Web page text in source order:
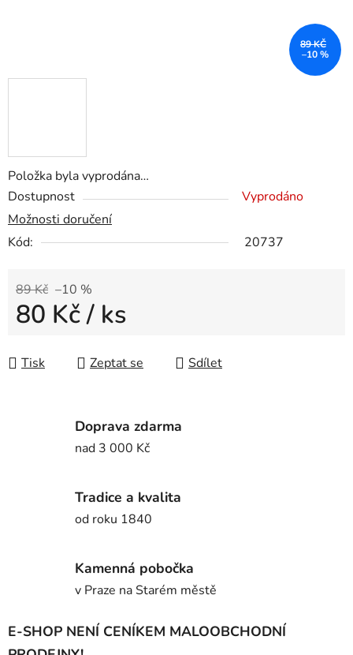
Položka byla vyprodána…
Dostupnost
Vyprodáno
Možnosti doručení
Kód:
20737
89 Kč –10 %
80 Kč/ ks
Tisk
Zeptat se Sdílet
89 KČ
–10 %
Doprava zdarma
nad 3 000 Kč
Tradice a kvalita
od roku 1840
Kamenná pobočka
v Praze na Starém městě
E-SHOP NENÍ CENÍKEM MALOOBCHODNÍ